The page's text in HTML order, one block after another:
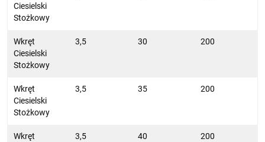
Ciesielski
Stożkowy
Wkręt
Ciesielski
Stożkowy
3,5 30 200
Wkręt
Ciesielski
Stożkowy
3,5 35 200
Wkręt
3,5 40 200